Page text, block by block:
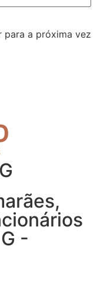
para a próxima vez
-